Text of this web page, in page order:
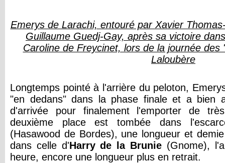
Emerys de Larachi, entouré par Xavier
Guillaume Guedj-Gay, après sa victoire
Caroline de Freycinet, lors de la journée des
Laloubère
Longtemps pointé à l'arrière du peloton,
"en dedans" dans la phase finale et a bien
d'arrivée pour finalement l'emporter de
deuxième place est tombée dans
(Hasawood de Bordes), une longueur et
dans celle d'Harry de la Brunie (Gnome),
heure, encore une longueur plus en retrait.